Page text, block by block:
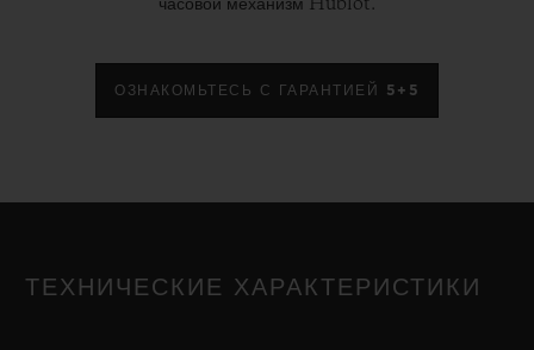
часовой механизм Hublot.
ОЗНАКОМЬТЕСЬ С ГАРАНТИЕЙ 5+5
ТЕХНИЧЕСКИЕ ХАРАКТЕРИСТИКИ